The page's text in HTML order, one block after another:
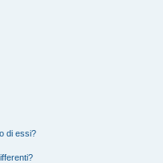
di essi?